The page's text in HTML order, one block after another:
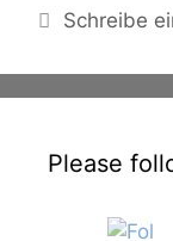
Schreibe
Please